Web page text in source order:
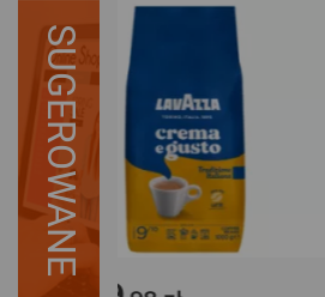
SUGEROWANE